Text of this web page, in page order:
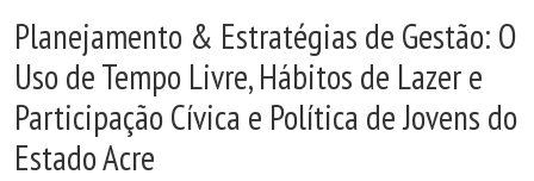
Planejamento & Estratégias de Gestão: O
Uso de Tempo Livre, Hábitos de Lazer e
Participação Cívica e Política de Jovens do
Estado Acre